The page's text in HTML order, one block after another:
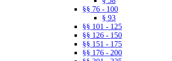
§§ 76 - 100
§ 93
§§ 101 - 125
§§ 126 - 150
§§ 151 - 175
§§ 176 - 200